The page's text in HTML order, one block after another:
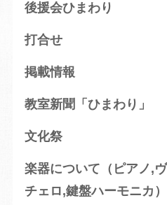
後援会ひまわり
打合せ
掲載情報
教室新聞「ひまわり」
文化祭
楽器について（ピアノ,
チェロ,鍵盤ハーモニカ）